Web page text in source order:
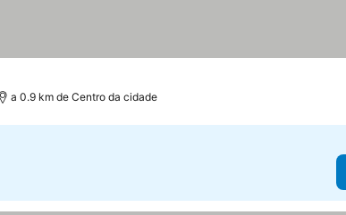
a 0.9 km de Centro da cidade